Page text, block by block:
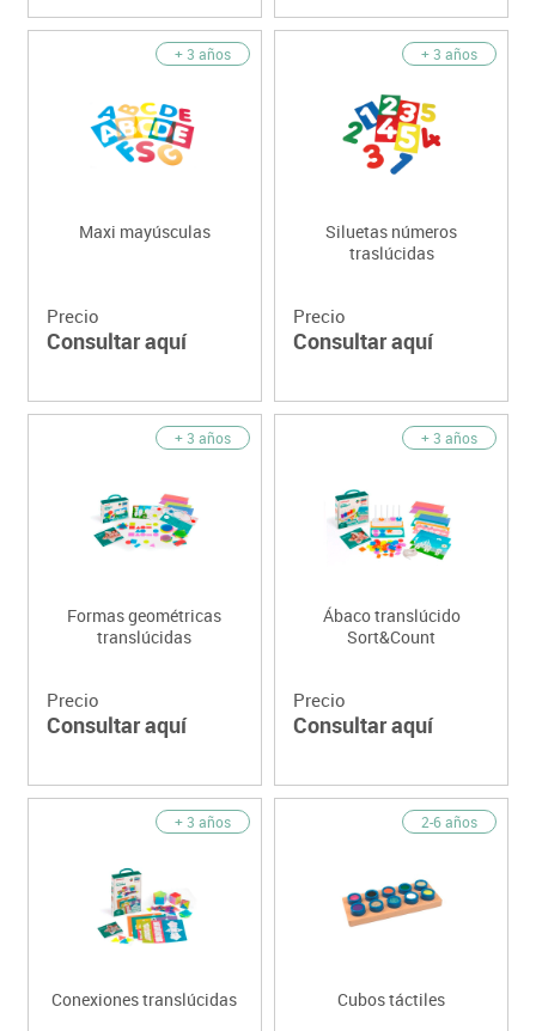
+ 3 años
Maxi mayúsculas
Precio
Consultar aquí
+ 3 años
Siluetas números
traslúcidas
Precio
Consultar aquí
+ 3 años
Formas geométricas
translúcidas
Precio
Consultar aquí
+ 3 años
Ábaco translúcido
Sort&Count
Precio
Consultar aquí
+ 3 años
Conexiones translúcidas
2-6 años
Cubos táctiles